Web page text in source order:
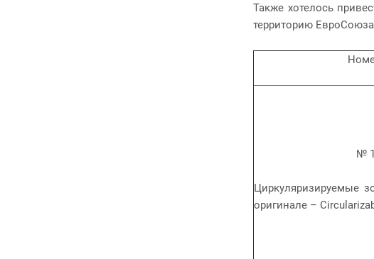
Также хотелось
территорию
№
Циркуляризируемые
оригинале –